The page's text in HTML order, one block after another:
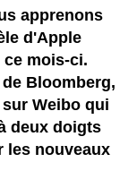
apprenons
d'Apple
ce mois-ci.
Bloomberg,
Weibo qui
deux doigts
les nouveaux